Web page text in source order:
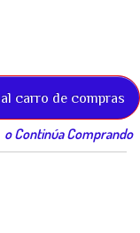
Continúa Comprando